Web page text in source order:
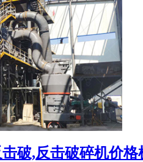
破,反击破碎机价格